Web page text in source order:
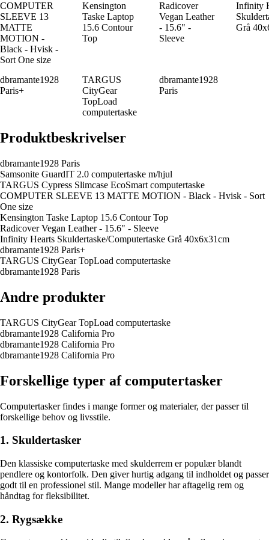
COMPUTER
SLEEVE 13
MATTE
MOTION -
Black - Hvisk -
Sort One size
Kensington
Taske Laptop
15.6 Contour
Top
Radicover
Vegan Leather
- 15.6" -
Sleeve
Infinity
Grå
dbramante1928
Paris+
TARGUS
CityGear
TopLoad
computertaske
dbramante1928
Paris
Produktbeskrivelser
dbramante1928 Paris
Samsonite GuardIT 2.0 computertaske m/hjul
TARGUS Cypress Slimcase EcoSmart computertaske
COMPUTER SLEEVE 13 MATTE MOTION - Black - Hvisk - Sort
One size
Kensington Taske Laptop 15.6 Contour Top
Radicover Vegan Leather - 15.6" - Sleeve
Infinity Hearts Skuldertaske/Computertaske Grå 40x6x31cm
dbramante1928 Paris+
TARGUS CityGear TopLoad computertaske
dbramante1928 Paris
Andre produkter
TARGUS CityGear TopLoad computertaske
dbramante1928 California Pro
dbramante1928 California Pro
dbramante1928 California Pro
Forskellige typer af computertasker
Computertasker findes i mange former og materialer, der passer til
forskellige behov og livsstile.
1. Skuldertasker
Den klassiske computertaske med skulderrem er populær blandt
pendlere og kontorfolk. Den giver hurtig adgang til indholdet og passer
godt til en professionel stil. Mange modeller har aftagelig rem og
håndtag for fleksibilitet.
2. Rygsække